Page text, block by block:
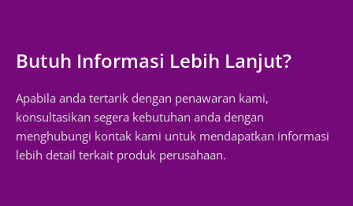
Butuh Informasi Lebih Lanjut?
Apabila anda tertarik dengan penawaran kami,
konsultasikan segera kebutuhan anda dengan
menghubungi kontak kami untuk mendapatkan informasi
lebih detail terkait produk perusahaan.